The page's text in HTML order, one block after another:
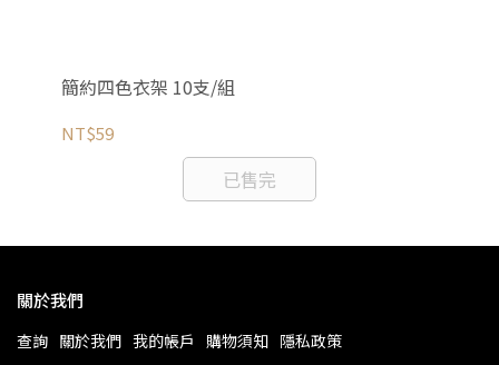
簡約四色衣架 10支/組
NT$59
已售完
關於我們
查詢 關於我們 我的帳戶 購物須知 隱私政策